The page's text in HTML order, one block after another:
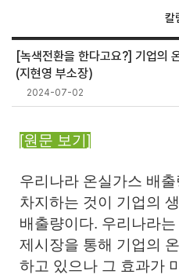
칼
[녹색전환을 한다고요?] 기업의
(지현영 부소장)
2024-07-02
[원문 보기]
우리나라 온실가스 배
차지하는 것이 기업의
배출량이다. 우리나라
제시장을 통해 기업의
하고 있으나 그 효과가